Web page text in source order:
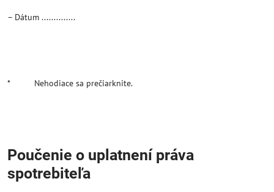
– Dátum ..............
* Nehodiace sa prečiarknite.
Poučenie o uplatnení práva
spotrebiteľa